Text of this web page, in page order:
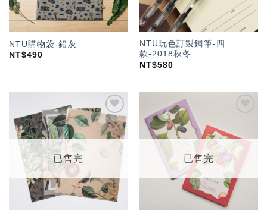
NTU購物袋-鉛灰
NT$490
NTU玩色訂製鋼筆-四
款-2018秋冬
NT$580
加入
「願
望輕
已售完
望輕
單」
已售完